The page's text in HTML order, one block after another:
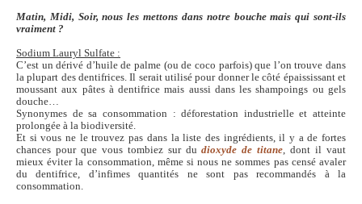
Matin, Midi, Soir, nous les mettons dans notre bouche mais qui sont-ils
vraiment ?
Sodium Lauryl Sulfate :
C’est un dérivé d’huile de palme (ou de coco parfois) que l’on trouve dans
la plupart des dentifrices. Il serait utilisé pour donner le côté épaississant et
moussant aux pâtes à dentifrice mais aussi dans les shampoings ou gels
douche…
Synonymes de sa consommation : déforestation industrielle et atteinte
prolongée à la biodiversité.
Et si vous ne le trouvez pas dans la liste des ingrédients, il y a de fortes
chances pour que vous tombiez sur dudioxyde de titane, dont il vaut
mieux éviter la consommation, même si nous ne sommes pas censé avaler
du dentifrice, d’infimes quantités ne sont pas recommandés à la
consommation.